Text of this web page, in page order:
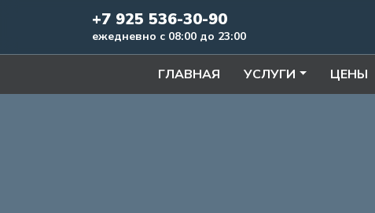
+7 925 536-30-90
ежедневно с 08:00 до 23:00
ГЛАВНАЯ УСЛУГИ ЦЕНЫ